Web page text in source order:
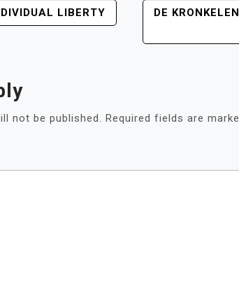
LIBERTY
DE
not be published. Required fields are